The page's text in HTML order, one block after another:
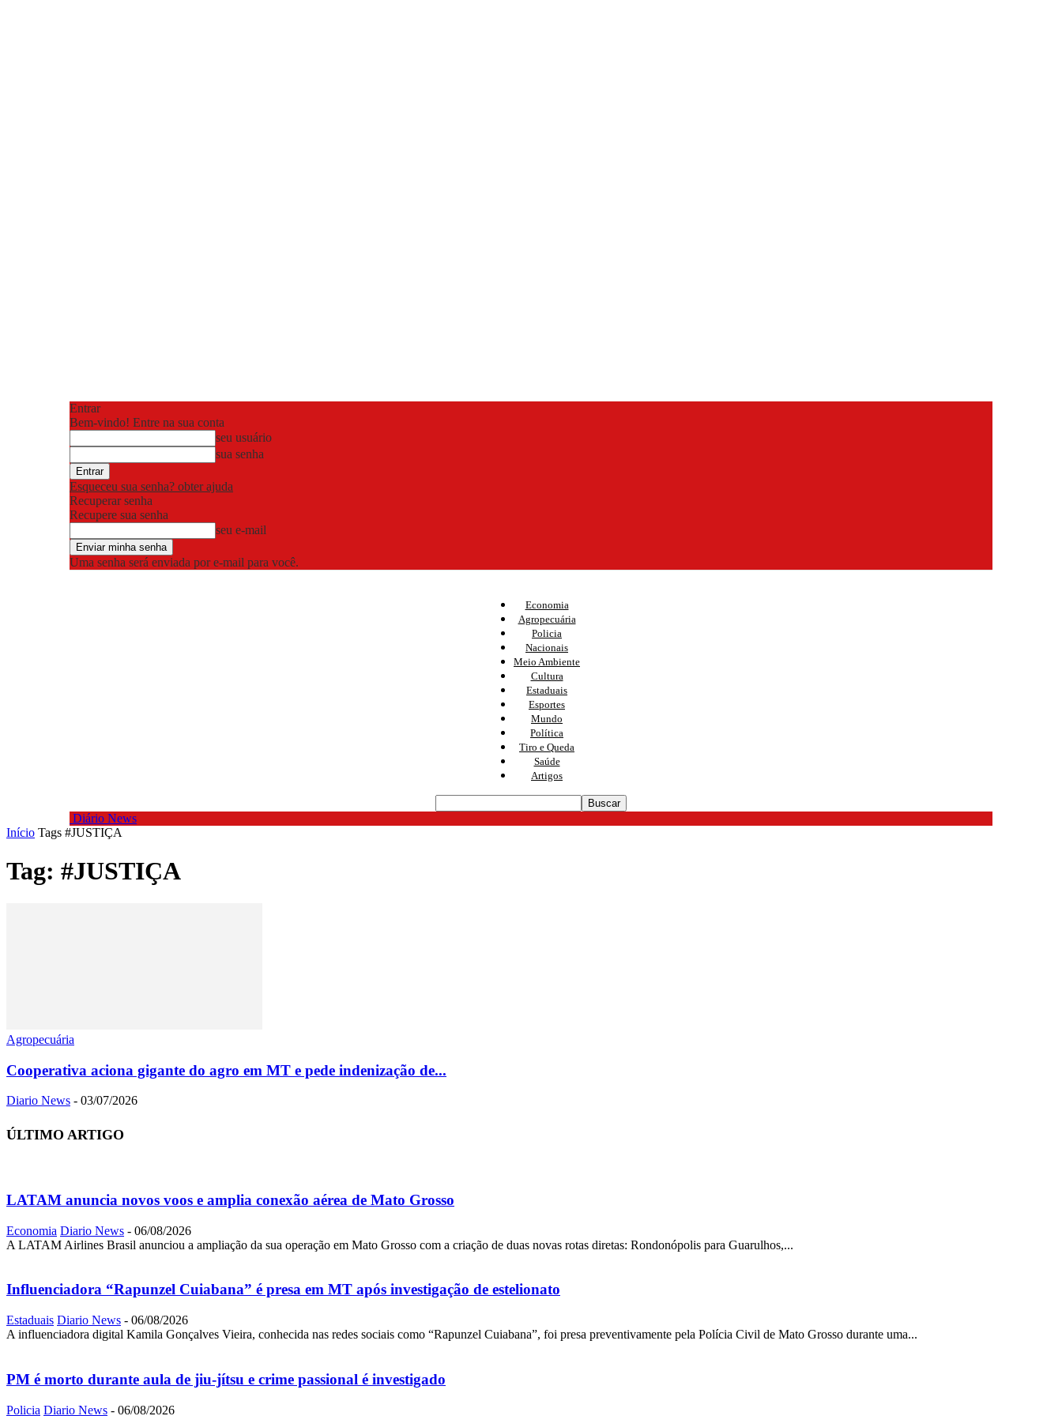
Entrar
Bem-vindo! Entre na sua conta
seu usuário
sua senha
Esqueceu sua senha? obter ajuda
Recuperar senha
Recupere sua senha
seu e-mail
Uma senha será enviada por e-mail para você.
Economia
Agropecuária
Policia
Nacionais
Meio Ambiente
Cultura
Estaduais
Esportes
Mundo
Política
Tiro e Queda
Saúde
Artigos
Diário News
Início Tags #JUSTIÇA
Tag: #JUSTIÇA
Agropecuária
Cooperativa aciona gigante do agro em MT e pede indenização de...
Diario News - 03/07/2026
ÚLTIMO ARTIGO
LATAM anuncia novos voos e amplia conexão aérea de Mato Grosso
Economia Diario News - 06/08/2026
A LATAM Airlines Brasil anunciou a ampliação da sua operação em Mato Grosso com a criação de duas novas rotas diretas: Rondonópolis para Guarulhos,...
Influenciadora “Rapunzel Cuiabana” é presa em MT após investigação de estelionato
Estaduais Diario News - 06/08/2026
A influenciadora digital Kamila Gonçalves Vieira, conhecida nas redes sociais como “Rapunzel Cuiabana”, foi presa preventivamente pela Polícia Civil de Mato Grosso durante uma...
PM é morto durante aula de jiu-jítsu e crime passional é investigado
Policia Diario News - 06/08/2026